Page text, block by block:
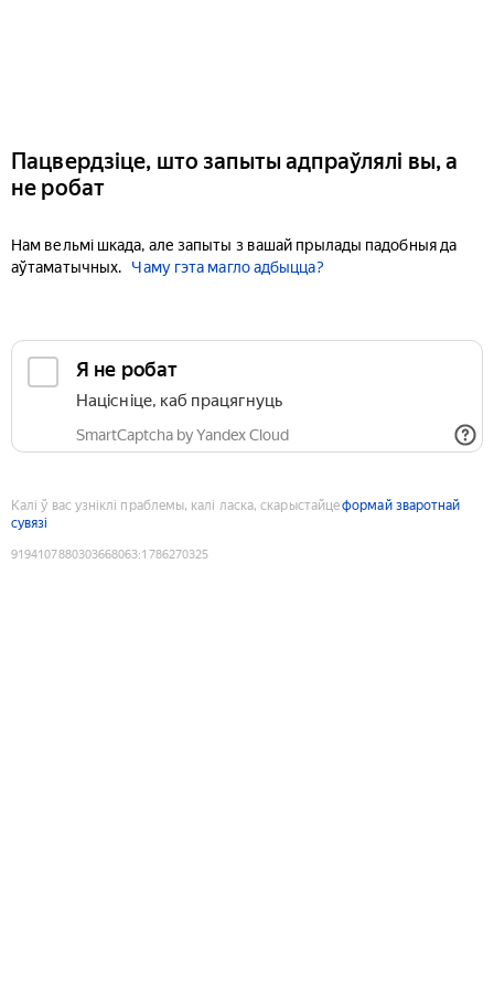
Пацвердзіце, што запыты адпраўлялі вы, а
не робат
Нам вельмі шкада, але запыты з вашай прылады падобныя да
аўтаматычных.
Чаму гэта магло адбыцца?
Я не робат
Націсніце, каб працягнуць
SmartCaptcha by Yandex Cloud
Калі ў вас узніклі праблемы, калі ласка, скарыстайцеформай зваротнай
сувязі
9194107880303668063:1786270325